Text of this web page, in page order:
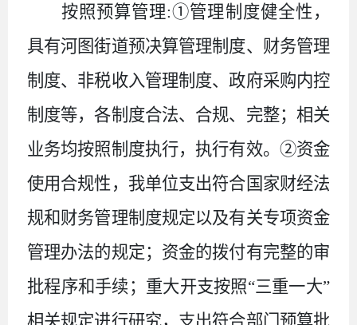
按照预算管理:①管理制度健全性，
具有河图街道预决算管理制度、财务管理
制度、非税收入管理制度、政府采购内控
制度等，各制度合法、合规、完整；相关
业务均按照制度执行，执行有效。②资金
使用合规性，我单位支出符合国家财经法
规和财务管理制度规定以及有关专项资金
管理办法的规定；资金的拨付有完整的审
批程序和手续；重大开支按照“三重一大”
相关规定进行研究，支出符合部门预算批